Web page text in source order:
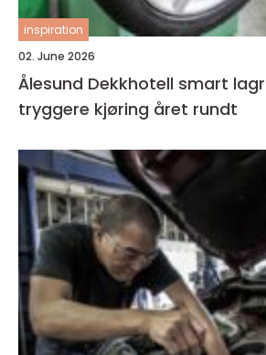
inspiration
02. June 2026
Ålesund Dekkhotell smart lagring og
tryggere kjøring året rundt